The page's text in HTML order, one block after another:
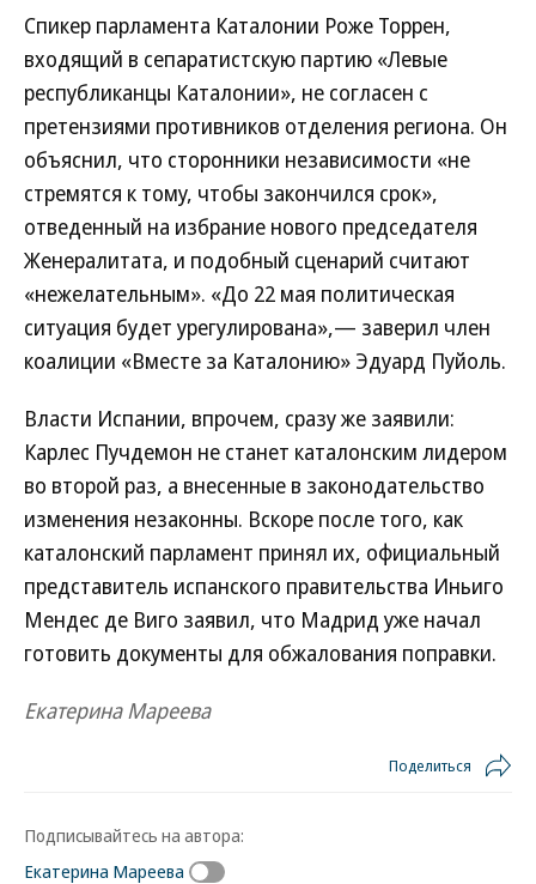
Спикер парламента Каталонии Роже Торрен,
входящий в сепаратистскую партию «Левые
республиканцы Каталонии», не согласен с
претензиями противников отделения региона. Он
объяснил, что сторонники независимости «не
стремятся к тому, чтобы закончился срок»,
отведенный на избрание нового председателя
Женералитата, и подобный сценарий считают
«нежелательным». «До 22 мая политическая
ситуация будет урегулирована»,— заверил член
коалиции «Вместе за Каталонию» Эдуард Пуйоль.
Власти Испании, впрочем, сразу же заявили:
Карлес Пучдемон не станет каталонским лидером
во второй раз, а внесенные в законодательство
изменения незаконны. Вскоре после того, как
каталонский парламент принял их, официальный
представитель испанского правительства Иньиго
Мендес де Виго заявил, что Мадрид уже начал
готовить документы для обжалования поправки.
Екатерина Мареева
Поделиться
Подписывайтесь на автора:
Екатерина Мареева